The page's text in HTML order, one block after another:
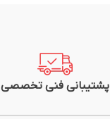
پشتیبانی فنی تخصصی